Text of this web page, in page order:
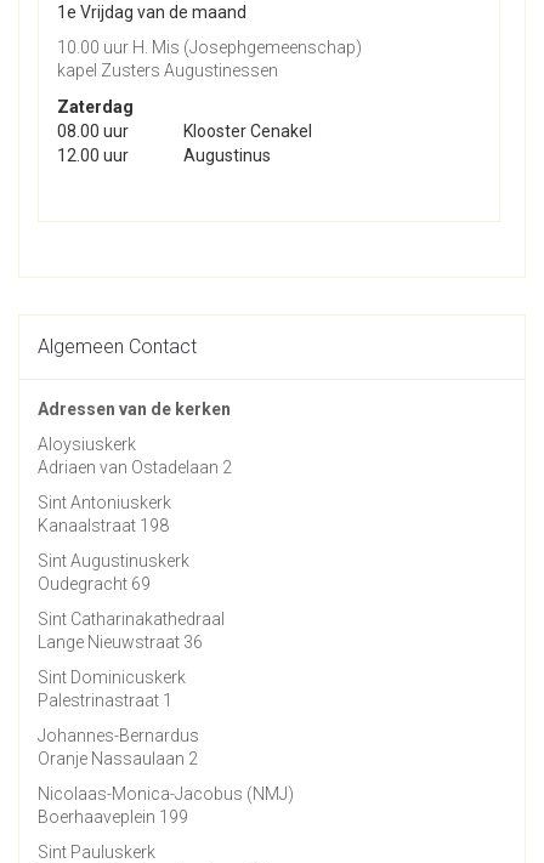
1e Vrijdag van de maand
10.00 uur H. Mis (Josephgemeenschap)
kapel Zusters Augustinessen
Zaterdag
08.00 uur
Klooster Cenakel
12.00 uur
Augustinus
Algemeen Contact
Adressen van de kerken
Aloysiuskerk
Adriaen van Ostadelaan 2
Sint Antoniuskerk
Kanaalstraat 198
Sint Augustinuskerk
Oudegracht 69
Sint Catharinakathedraal
Lange Nieuwstraat 36
Sint Dominicuskerk
Palestrinastraat 1
Johannes-Bernardus
Oranje Nassaulaan 2
Nicolaas-Monica-Jacobus (NMJ)
Boerhaaveplein 199
Sint Pauluskerk